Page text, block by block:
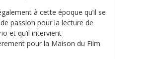
à cette époque qu’il se
passion pour la lecture de
et qu’il intervient
pour la Maison du Film